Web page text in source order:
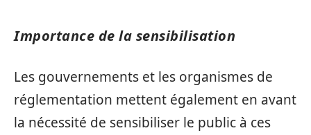
Importance de la sensibilisation
Les gouvernements et les organismes de
réglementation mettent également en avant
la nécessité de sensibiliser le public à ces